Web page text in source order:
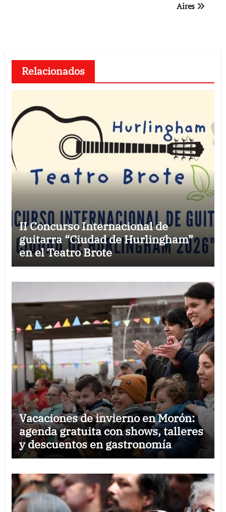
Aires
Relacionados
II Concurso Internacional de
guitarra “Ciudad de Hurlingham”
en el Teatro Brote
Vacaciones de invierno en Morón:
agenda gratuita con shows, talleres
y descuentos en gastronomía